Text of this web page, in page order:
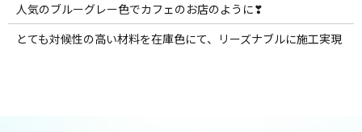
人気のブルーグレー色でカフェのお店のように❣
とても対候性の高い材料を在庫色にて、リーズナブルに施工実現